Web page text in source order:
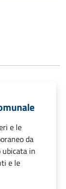
e le
da
in
e le